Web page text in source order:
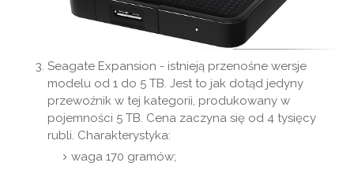
Seagate Expansion - istnieją przenośne wersje
modelu od 1 do 5 TB. Jest to jak dotąd jedyny
przewoźnik w tej kategorii, produkowany w
pojemności 5 TB. Cena zaczyna się od 4 tysięcy
rubli. Charakterystyka:
waga 170 gramów;